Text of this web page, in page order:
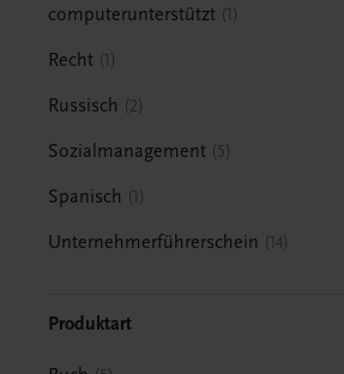
computerunterstützt 1
Recht 1
Russisch 2
Sozialmanagement 5
Spanisch 1
Unternehmerführerschein 14
Produktart